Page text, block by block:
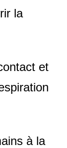
la
et
à la